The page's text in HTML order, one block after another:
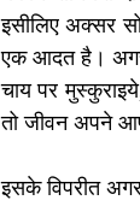
इसीलिए अक्सर
एक आदत है। अगर
चाय पर
तो जीवन अपने
इसके विपरीत